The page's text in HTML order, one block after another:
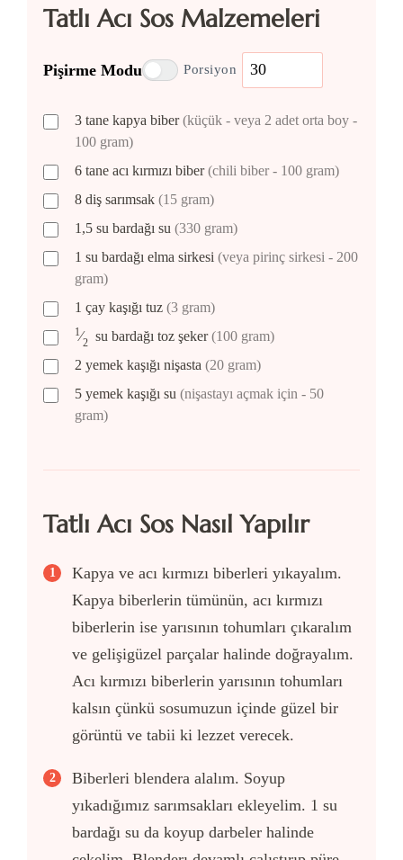
Tatlı Acı Sos Malzemeleri
Pişirme Modu Porsiyon
3 tane kapya biber(küçük - veya 2 adet orta boy -
100 gram)
6 tane acı kırmızı biber(chili biber - 100 gram)
8 diş sarımsak (15 gram)
1,5 su bardağı su (330 gram)
1 su bardağı elma sirkesi (veya pirinç sirkesi - 200
gram)
1 çay kaşığı tuz (3 gram)
1⁄2 su bardağı toz şeker(100 gram)
2 yemek kaşığı nişasta (20 gram)
5 yemek kaşığı su (nişastayı açmak için - 50
gram)
Tatlı Acı Sos Nasıl Yapılır
Kapya ve acı kırmızı biberleri yıkayalım.
Kapya biberlerin tümünün, acı kırmızı
biberlerin ise yarısının tohumları çıkaralım
ve gelişigüzel parçalar halinde doğrayalım.
Acı kırmızı biberlerin yarısının tohumları
kalsın çünkü sosumuzun içinde güzel bir
görüntü ve tabii ki lezzet verecek.
Biberleri blendera alalım. Soyup
yıkadığımız sarımsakları ekleyelim. 1 su
bardağı su da koyup darbeler halinde